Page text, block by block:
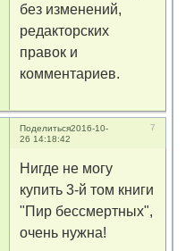
без изменений,
редакторских
правок и
комментариев.
Поделиться 7
2016-10-
26 14:18:42
Нигде не могу
купить 3-й том книги
"Пир бессмертных",
очень нужна!